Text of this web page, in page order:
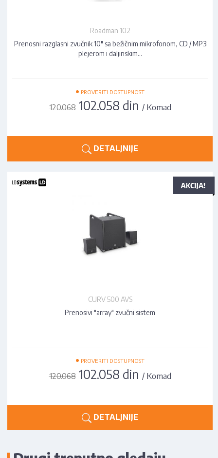
Roadman 102
Prenosni razglasni zvučnik 10" sa bežičnim mikrofonom, CD / MP3
plejerom i daljinskim…
• PROVERITI DOSTUPNOST
120.068102.058 din / Komad
DETALJNIJE
CURV 500 AVS
Prenosivi "array" zvučni sistem
• PROVERITI DOSTUPNOST
120.068102.058 din / Komad
DETALJNIJE